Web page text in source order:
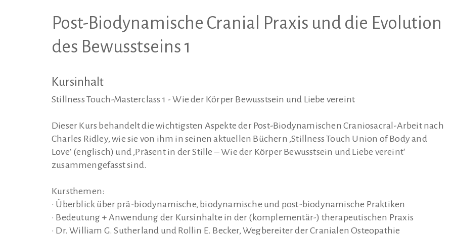
Post-Biodynamische Cranial Praxis und die Evolution
des Bewusstseins 1
Kursinhalt
Stillness Touch-Masterclass 1 - Wie der Körper Bewusstsein und Liebe vereint
Dieser Kurs behandelt die wichtigsten Aspekte der Post-Biodynamischen Craniosacral-Arbeit nach
Charles Ridley, wie sie von ihm in seinen aktuellen Büchern ‚Stillness Touch Union of Body and
Love‘ (englisch) und ‚Präsent in der Stille – Wie der Körper Bewusstsein und Liebe vereint‘
zusammengefasst sind.
Kursthemen:
• Überblick über prä-biodynamische, biodynamische und post-biodynamische Praktiken
• Bedeutung + Anwendung der Kursinhalte in der (komplementär-) therapeutischen Praxis
• Dr. William G. Sutherland und Rollin E. Becker, Wegbereiter der Cranialen Osteopathie